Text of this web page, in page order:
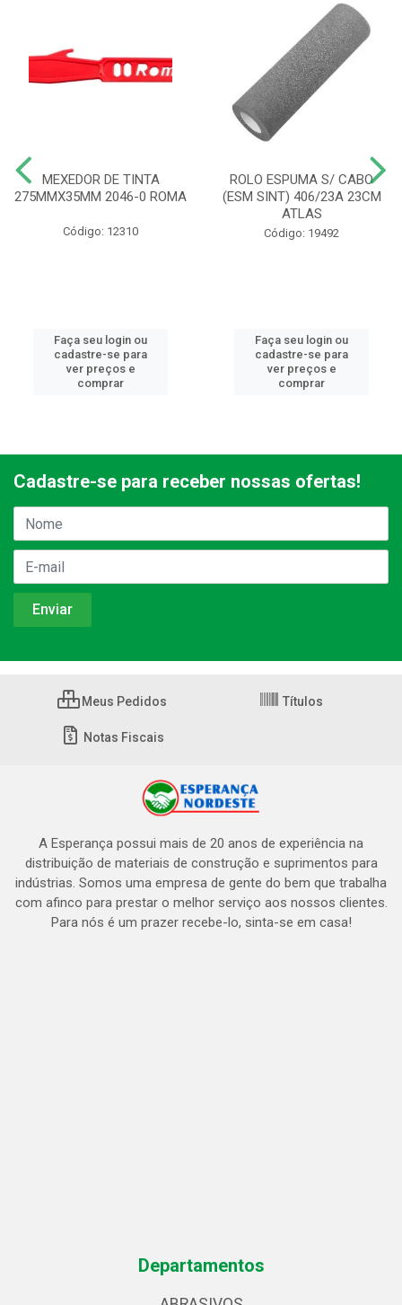
MEXEDOR DE TINTA
275MMX35MM 2046-0 ROMA
Código: 12310
Faça seu login ou
cadastre-se para
ver preços e
comprar
ROLO ESPUMA S/ CABO
(ESM SINT) 406/23A 23CM
ATLAS
Código: 19492
Faça seu login ou
cadastre-se para
ver preços e
comprar
Cadastre-se para receber nossas ofertas!
Meus Pedidos Títulos
Notas Fiscais
A Esperança possui mais de 20 anos de experiência na
distribuição de materiais de construção e suprimentos para
indústrias. Somos uma empresa de gente do bem que trabalha
com afinco para prestar o melhor serviço aos nossos clientes.
Para nós é um prazer recebe-lo, sinta-se em casa!
Departamentos